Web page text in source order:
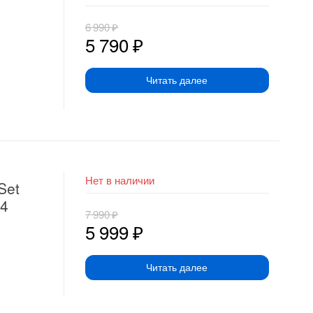
5 790₽
6 990₽
Читать далее
Нет в наличии
5 999₽
7 990₽
Читать далее